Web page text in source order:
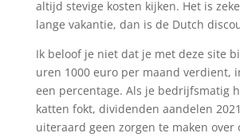
altijd stevige kosten kijken. Het is
lange vakantie, dan is de Dutch
Ik beloof je niet dat je met deze site
uren 1000 euro per maand verdient,
een percentage. Als je bedrijfsmatig
katten fokt, dividenden aandelen
uiteraard geen zorgen te maken over